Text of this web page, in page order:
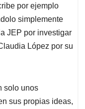
por ejemplo
simplemente
JEP por investigar
López por su
solo unos
sus propias ideas,